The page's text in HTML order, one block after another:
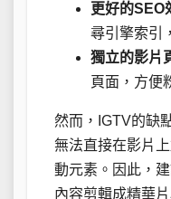
更好的SEO
尋引擎索引
獨立的影片
頁面，方便
然而，IGTV的缺
無法直接在影片
動元素。因此，
內容剪輯成精華